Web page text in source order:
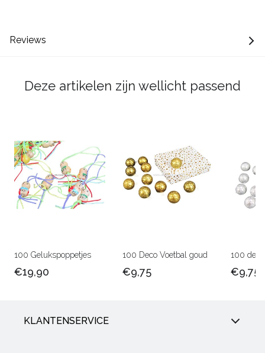
Reviews
Deze artikelen zijn wellicht passend
100 Gelukspoppetjes
€19,90
100 Deco Voetbal goud
€9,75
100
€9,75
KLANTENSERVICE